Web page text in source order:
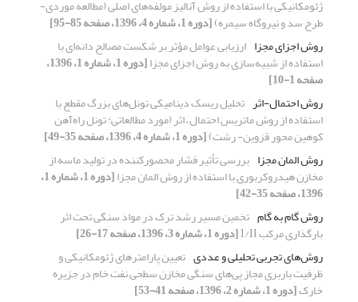
ژئومکانیکی با استفاده از روش آنالیز مولفه‌های اصلی (مطالعه موردی-
طرح سد و نیروگاه سیمره)[دوره 1، شماره 4، 1396، صفحه 85-95]
روش اجزای مجزا ارزیابی عوامل مؤثر بر شکست مصالح دانه‌ای با
استفاده از شبیه‌سازی به روش اجزای مجزا [دوره 1، شماره 1، 1396،
صفحه 1-10]
روش احتمال-اثر تحلیل ریسک دینامیکی تونل‌های بزرگ مقطع با
استفاده از روش‌ ماتریس احتمال – اثر (مورد مطالعاتی: تونل راه‌آهن
کوهین محور قزوین- رشت)[دوره 1، شماره 4، 1396، صفحه 35-49]
روش المان مجزا بررسی تأثیر فشار محصورکننده در تولید ماسه از
مخازن هیدروکربوری با استفاده از روش المان مجزا [دوره 1، شماره 1،
1396، صفحه 35-42]
روش گام به گام تخمین مسیر رشد ترک در مواد سنگی تحت اثر
بارگذاری مرکب I/II
[دوره 1، شماره 3، 1396، صفحه 17-26]
روش‌های تجربی تحلیلی و عددی تعیین پارامترهای ژئومکانیکی و
ظرفیت باربری مجاز پی‌های سنگی مخازن سطحی نفت خام در جزیره
خارک[دوره 1، شماره 2، 1396، صفحه 41-53]